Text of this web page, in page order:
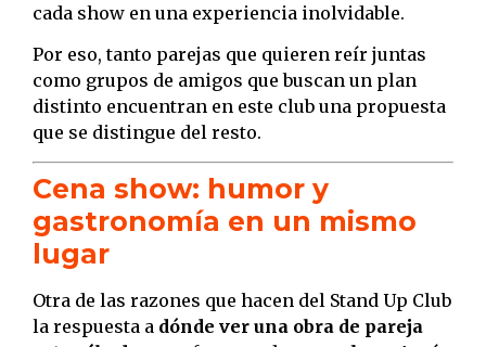
cada show en una experiencia inolvidable.
Por eso, tanto parejas que quieren reír juntas
como grupos de amigos que buscan un plan
distinto encuentran en este club una propuesta
que se distingue del resto.
Cena show: humor y
gastronomía en un mismo
lugar
Otra de las razones que hacen del Stand Up Club
la respuesta a dónde ver una obra de pareja